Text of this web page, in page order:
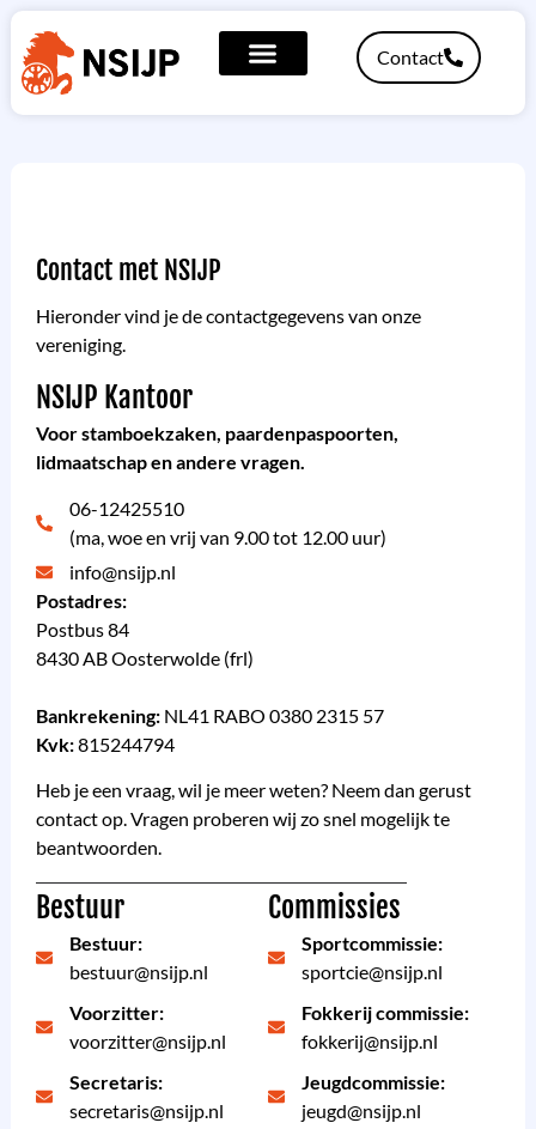
Contact
Contact met NSIJP
Hieronder vind je de contactgegevens van onze
vereniging.
NSIJP Kantoor
Voor stamboekzaken, paardenpaspoorten,
lidmaatschap en andere vragen.
06-12425510
(ma, woe en vrij van 9.00 tot 12.00 uur)
info@nsijp.nl
Postadres:
Postbus 84
8430 AB Oosterwolde (frl)
Bankrekening: NL41 RABO 0380 2315 57
Kvk:815244794
Heb je een vraag, wil je meer weten? Neem dan gerust
contact op. Vragen proberen wij zo snel mogelijk te
beantwoorden.
Bestuur
Bestuur:
bestuur@nsijp.nl
Voorzitter:
voorzitter@nsijp.nl
Secretaris:
secretaris@nsijp.nl
Commissies
Sportcommissie:
sportcie@nsijp.nl
Fokkerij commissie:
fokkerij@nsijp.nl
Jeugdcommissie:
jeugd@nsijp.nl